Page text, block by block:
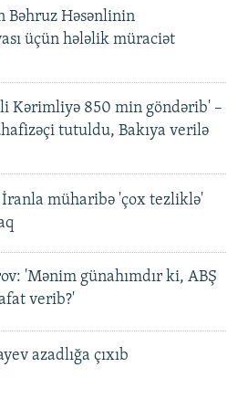
Bəhruz Həsənlinin
üçün hələlik müraciət
Kərimliyə 850 min göndərib' –
tutuldu, Bakıya verilə
müharibə 'çox tezliklə'
'Mənim günahımdır ki, ABŞ
verib?'
azadlığa çıxıb